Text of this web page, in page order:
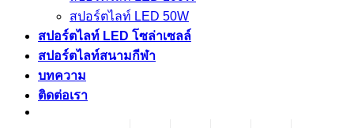
สปอร์ตไลท์ LED 50W
สปอร์ตไลท์ LED โซล่าเซลล์
สปอร์ตไลท์สนามกีฬา
บทความ
ติดต่อเรา